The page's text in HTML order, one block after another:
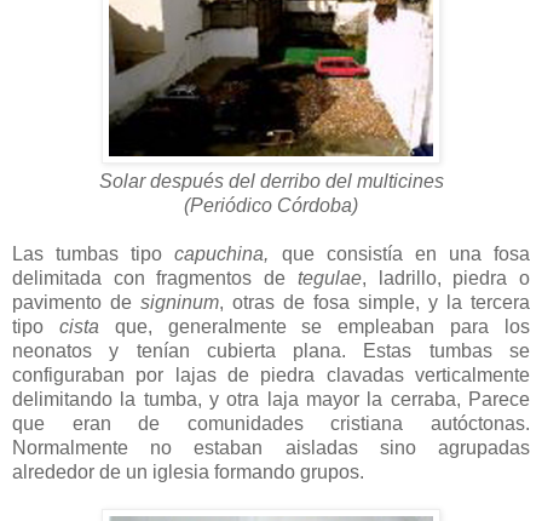
Solar después del derribo del multicines
(Periódico Córdoba)
Las tumbas tipocapuchina, que consistía en una fosa
delimitada con fragmentos de tegulae, ladrillo, piedra o
pavimento de signinum, otras de fosa simple, y la tercera
tipo cista que, generalmente se empleaban para los
neonatos y tenían cubierta plana. Estas tumbas se
configuraban por lajas de piedra clavadas verticalmente
delimitando la tumba, y otra laja mayor la cerraba, Parece
que eran de comunidades cristiana autóctonas.
Normalmente no estaban aisladas sino agrupadas
alrededor de un iglesia formando grupos.